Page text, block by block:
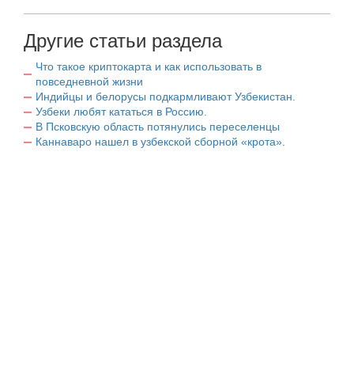
Другие статьи раздела
Что такое криптокарта и как использовать в
повседневной жизни
Индийцы и белорусы подкармливают Узбекистан.
Узбеки любят кататься в Россию.
В Псковскую область потянулись переселенцы
Каннаваро нашел в узбекской сборной «крота».